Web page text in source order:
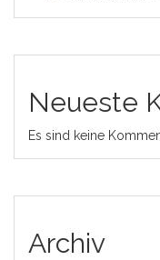
Neueste
Es sind keine
Archiv